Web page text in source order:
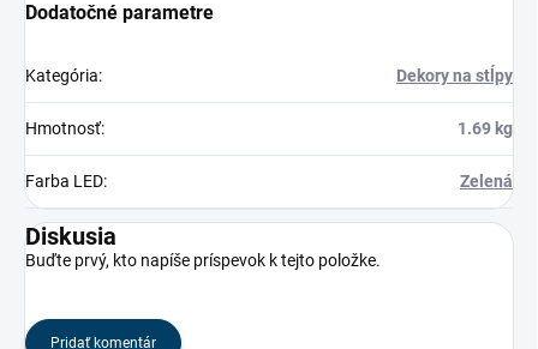
Dodatočné parametre
Kategória: Dekory na stĺpy
Hmotnosť: 1.69 kg
Farba LED: Zelená
Diskusia
Buďte prvý, kto napíše príspevok k tejto položke.
Pridať komentár